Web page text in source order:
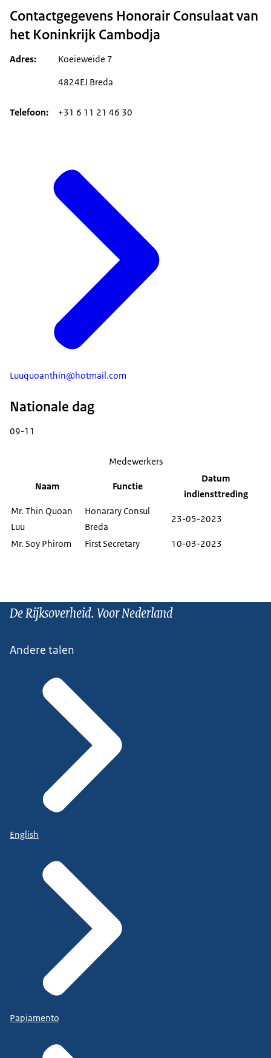
Contactgegevens Honorair Consulaat van
het Koninkrijk Cambodja
Adres
Koeieweide 7
4824EJ Breda
Telefoon +31 6 11 21 46 30
Luuquoanthin@hotmail.com
Nationale dag
09-11
Medewerkers
Naam Functie
Datum
indiensttreding
Mr. Thin Quoan
Luu
Honarary Consul
Breda
23-05-2023
Mr. Soy Phirom First Secretary 10-03-2023
De Rijksoverheid. Voor Nederland
Andere talen
English
Papiamento